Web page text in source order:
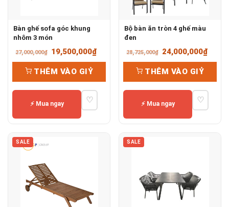
Bàn ghế sofa góc khung
nhôm 3 món
27,000,000₫
Giá
gốc
là:
27,000,000₫.
19,500,000₫Giá
hiện
19,500,000₫.
THÊM VÀO GIỶ
⚡ Mua ngay ♡
Bộ bàn ăn tròn 4 ghế màu
đen
28,725,000₫
Giá
gốc
là:
28,725,000₫.
24,000,000₫Giá
hiện
THÊM VÀO GIỶ
⚡ Mua ngay ♡
SALE SALE